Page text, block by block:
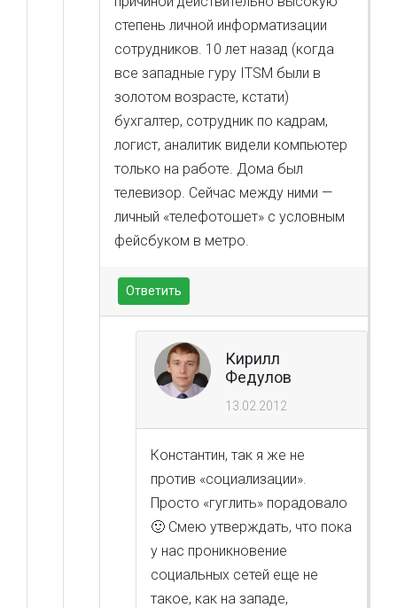
степень личной информатизации
сотрудников. 10 лет назад (когда
все западные гуру ITSM были в
золотом возрасте, кстати)
бухгалтер, сотрудник по кадрам,
логист, аналитик видели компьютер
только на работе. Дома был
телевизор. Сейчас между ними —
личный «телефотошет» с условным
фейсбуком в метро.
Ответить
Кирилл
Федулов
13.02.2012
Константин, так я же не
против «социализации».
Просто «гуглить» порадовало
🙂 Смею утверждать, что пока
у нас проникновение
социальных сетей еще не
такое, как на западе,